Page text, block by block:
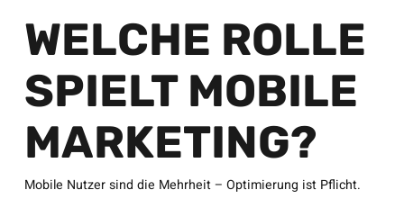
WELCHE ROLLE
SPIELT MOBILE
MARKETING?
Mobile Nutzer sind die Mehrheit – Optimierung ist Pflicht.